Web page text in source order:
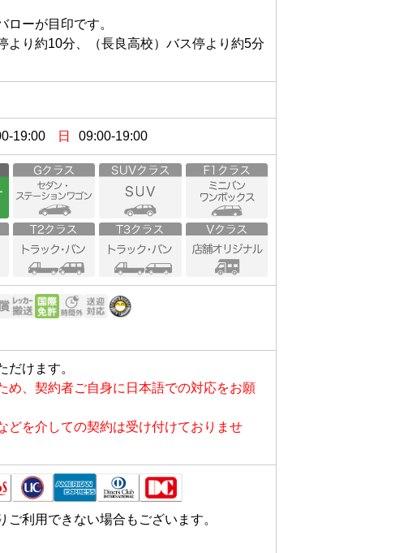
ローが目印です。
より約10分、（長良高校）バス停より約5分
19:00 日 09:00-19:00
だけます。
め、契約者ご自身に日本語での対応をお願
どを介しての契約は受け付けておりませ
ご利用できない場合もございます。